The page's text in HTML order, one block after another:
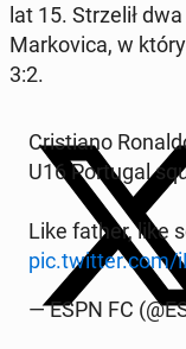
lat 15. Strzelił
Markovi­ca, w
3:2.
Cris­tiano
U16 Por­tu­gal
Like father, like son
pic.twitter.com/
— ESPN FC